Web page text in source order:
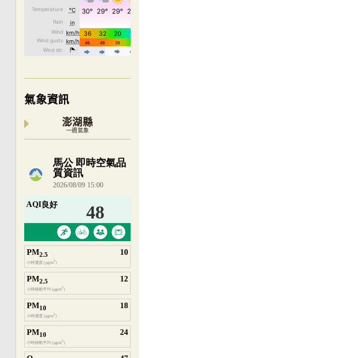
氣象資訊
澎湖縣
一週氣象
內嵌空氣品質小工具為視覺預覽，完整即時空氣品質資料請開啟